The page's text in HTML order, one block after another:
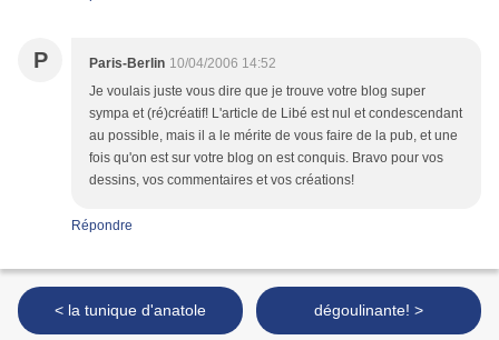
P Paris-Berlin 10/04/2006 14:52
Je voulais juste vous dire que je trouve votre blog super
sympa et (ré)créatif! L'article de Libé est nul et condescendant
au possible, mais il a le mérite de vous faire de la pub, et une
fois qu'on est sur votre blog on est conquis. Bravo pour vos
dessins, vos commentaires et vos créations!
Répondre
< la tunique d'anatole dégoulinante! >